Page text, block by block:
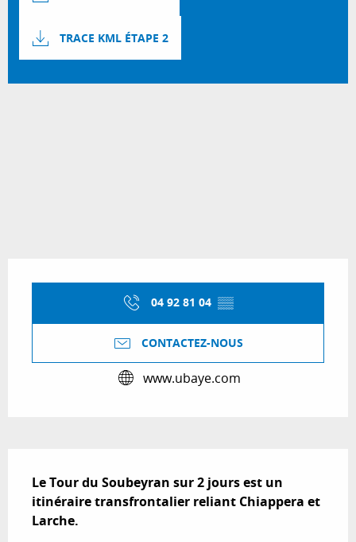
TRACE KML ÉTAPE 2
04 92 81 04 ▒▒
CONTACTEZ-NOUS
www.ubaye.com
Le Tour du Soubeyran sur 2 jours est un
itinéraire transfrontalier reliant Chiappera et
Larche.